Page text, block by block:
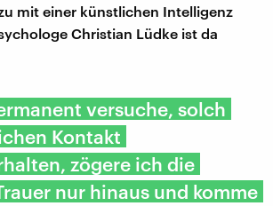
mit einer künstlichen Intelligenz
Christian Lüdke ist da
versuche, solch
Kontakt
zögere ich die
nur hinaus und komme